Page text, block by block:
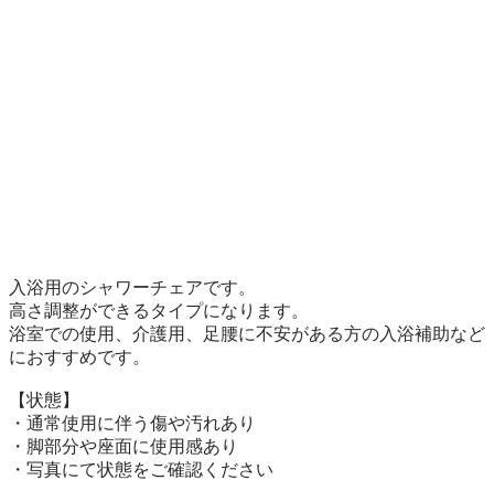
入浴用のシャワーチェアです。
高さ調整ができるタイプになります。
浴室での使用、介護用、足腰に不安がある方の入浴補助など
におすすめです。
【状態】
・通常使用に伴う傷や汚れあり
・脚部分や座面に使用感あり
・写真にて状態をご確認ください